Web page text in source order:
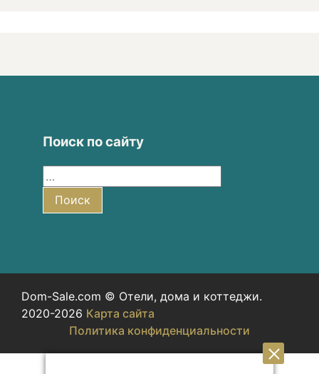
Поиск по сайту
Поиск
Dom-Sale.com © Отели, дома и коттеджи.
2020-2026 Карта сайта
Политика конфиденциальности